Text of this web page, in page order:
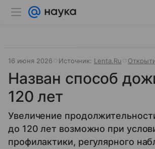
16 июня 2026 Источник: Lenta.Ru
Назван способ
120 лет
Увеличение
до 120 лет возможно при
профилактики, регулярного